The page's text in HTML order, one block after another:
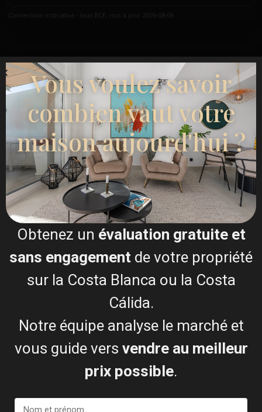
Esentya Estate
Agent immobilier
+34601614830
info@esentyaestate.com
Vous voulez savoir
combien vaut votre
maison aujourd'hui ?
Obtenez un évaluation gratuite et
sans engagement de votre propriété
sur la Costa Blanca ou la Costa
Cálida.
Notre équipe analyse le marché et
vous guide vers vendre au meilleur
prix possible.